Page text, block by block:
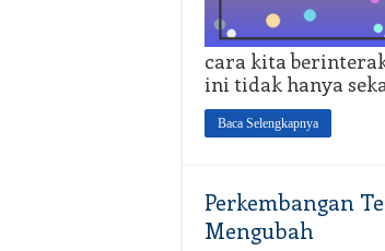
cara kita
ini tidak hanya
Baca Selengkapnya
Perkembangan
Mengubah